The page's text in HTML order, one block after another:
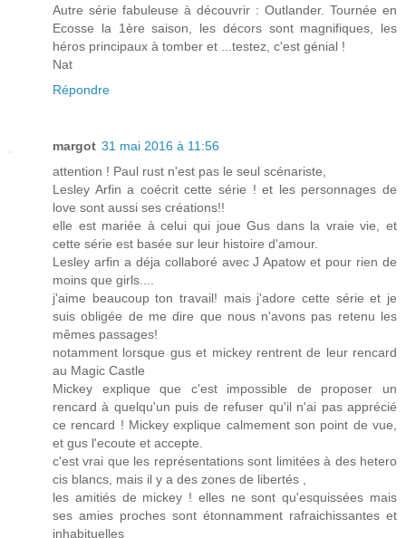
Autre série fabuleuse à découvrir : Outlander. Tournée en
Ecosse la 1ère saison, les décors sont magnifiques, les
héros principaux à tomber et ...testez, c'est génial !
Nat
Répondre
margot 31 mai 2016 à 11:56
attention ! Paul rust n'est pas le seul scénariste,
Lesley Arfin a coécrit cette série ! et les personnages de
love sont aussi ses créations!!
elle est mariée à celui qui joue Gus dans la vraie vie, et
cette série est basée sur leur histoire d'amour.
Lesley arfin a déja collaboré avec J Apatow et pour rien de
moins que girls....
j'aime beaucoup ton travail! mais j'adore cette série et je
suis obligée de me dire que nous n'avons pas retenu les
mêmes passages!
notamment lorsque gus et mickey rentrent de leur rencard
au Magic Castle
Mickey explique que c'est impossible de proposer un
rencard à quelqu'un puis de refuser qu'il n'ai pas apprécié
ce rencard ! Mickey explique calmement son point de vue,
et gus l'ecoute et accepte.
c'est vrai que les représentations sont limitées à des hetero
cis blancs, mais il y a des zones de libertés ,
les amitiés de mickey ! elles ne sont qu'esquissées mais
ses amies proches sont étonnamment rafraichissantes et
inhabituelles